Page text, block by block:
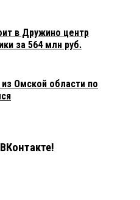
в Дружино центр
за 564 млн руб.
Омской области по